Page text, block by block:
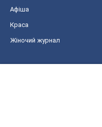
Афіша
Краса
Жіночий журнал